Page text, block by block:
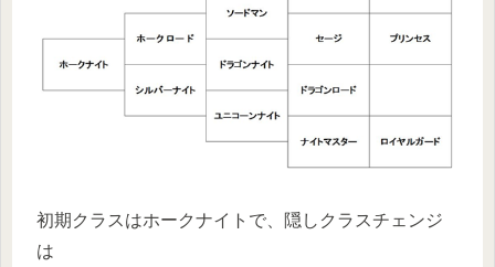
初期クラスはホークナイトで、隠しクラスチェンジ
は